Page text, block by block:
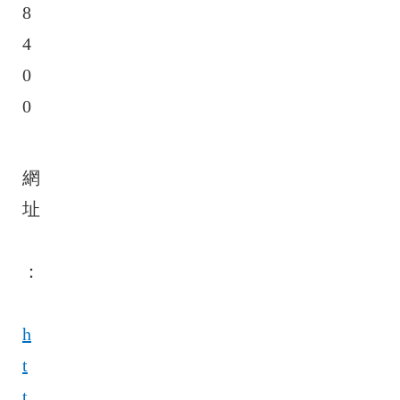
8
4
0
0
網
址
：
h
t